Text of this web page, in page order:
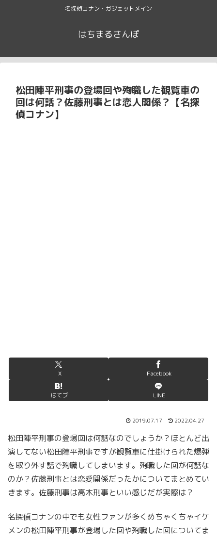
名探偵コナン・ガジェットメイン
はちまるさんぽ
松田陣平刑事の登場回や殉職した観覧車の
回は何話？佐藤刑事とは恋人関係？【名探
偵コナン】
X Facebook
はてブ LINE
2019.07.17 2022.04.27
松田陣平刑事の登場回は何話なのでしょうか？ほとんど出
演してない松田陣平刑事ですが観覧車に仕掛けられた爆弾
を取り外す話で殉職してしまいます。殉職した回が何話な
のか？佐藤刑事とは恋愛関係だったかについてまとめてい
きます。佐藤刑事は高木刑事といい感じだが実際は？
名探偵コナンの中でも女性ファンが多くめちゃくちゃイケ
メンの松田陣平刑事が登場した回や殉職した回についてま